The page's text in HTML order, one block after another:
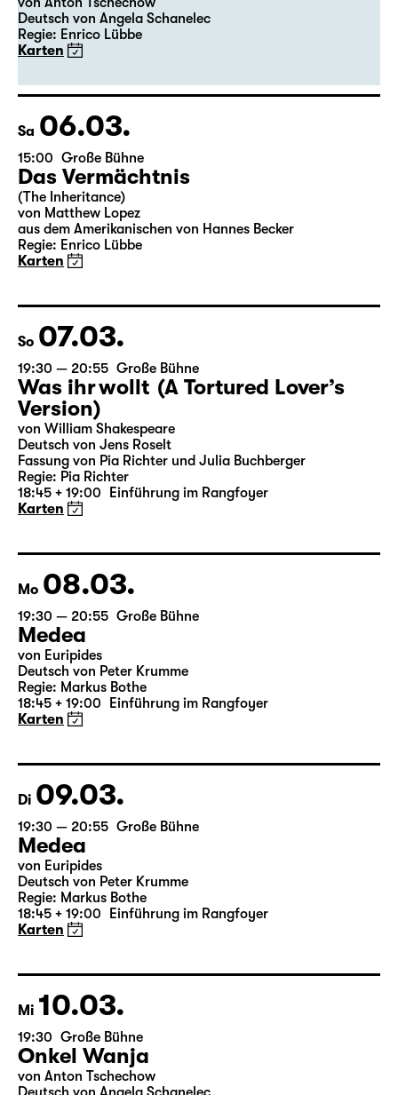
19:30 Große Bühne
Premiere
Onkel Wanja
Deutsch von Angela Schanelec
Regie: Enrico Lübbe
Karten
Sa 06.03.
15:00 Große Bühne
Das Vermächtnis
(The Inheritance)
Regie: Enrico Lübbe
Karten
So 07.03.
19:30 — 20:55 Große Bühne
Was ihr wollt (A Tortured Lover’s
Version)
von William Shakespeare
Deutsch von Jens Roselt
18:45 + 19:00 Einführung im Rangfoyer
Karten
Mo 08.03.
19:30 — 20:55 Große Bühne
Medea
von Euripides
18:45 + 19:00 Einführung im Rangfoyer
Karten
Di 09.03.
19:30 — 20:55 Große Bühne
Medea
von Euripides
18:45 + 19:00 Einführung im Rangfoyer
Karten
Mi 10.03.